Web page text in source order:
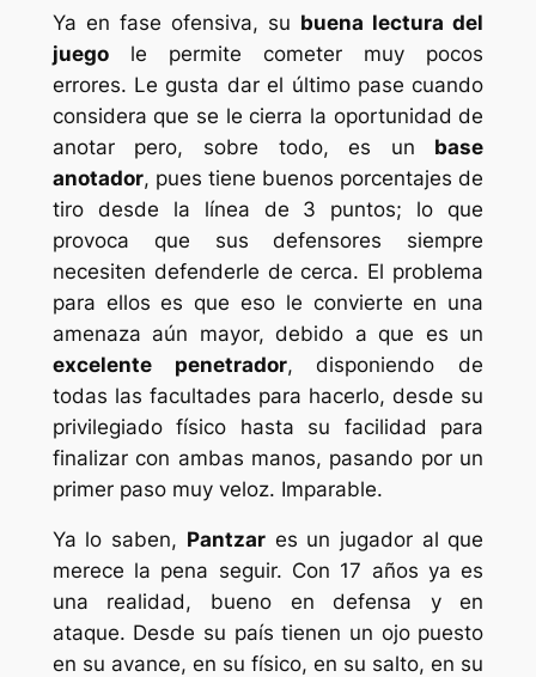
Ya en fase ofensiva, su buena lectura del
juegole permite cometer muy pocos
errores. Le gusta dar el último pase cuando
considera que se le cierra la oportunidad de
anotar pero, sobre todo, es un base
anotador, pues tiene buenos porcentajes de
tiro desde la línea de 3 puntos; lo que
provoca que sus defensores siempre
necesiten defenderle de cerca. El problema
para ellos es que eso le convierte en una
amenaza aún mayor, debido a que es un
excelente penetrador, disponiendo de
todas las facultades para hacerlo, desde su
privilegiado físico hasta su facilidad para
finalizar con ambas manos, pasando por un
primer paso muy veloz. Imparable.
Ya lo saben, Pantzares un jugador al que
merece la pena seguir. Con 17 años ya es
una realidad, bueno en defensa y en
ataque. Desde su país tienen un ojo puesto
en su avance, en su físico, en su salto, en su